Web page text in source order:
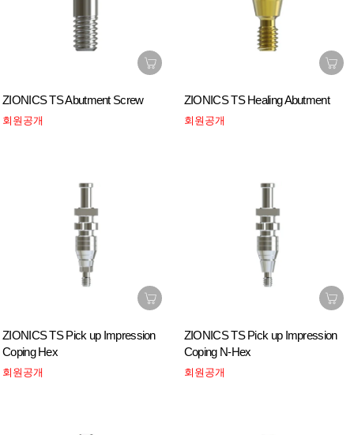
ZIONICS TS Abutment Screw
회원공개
ZIONICS TS Healing Abutment
회원공개
ZIONICS TS Pick up Impression
Coping Hex
회원공개
ZIONICS TS Pick up Impression
Coping N-Hex
회원공개